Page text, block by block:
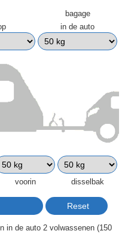
bagage
in de auto
voorin disselbak
in de auto 2 volwassenen (150